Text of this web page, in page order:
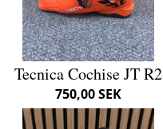
Tecnica Cochise JT R2
750,00 SEK